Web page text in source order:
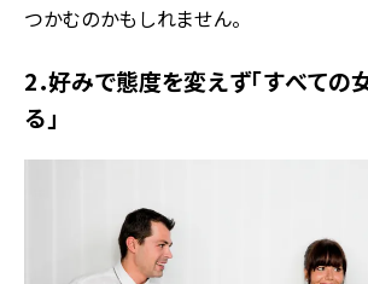
つかむのかもしれません。
2．好みで態度を変えず「すべての
る」